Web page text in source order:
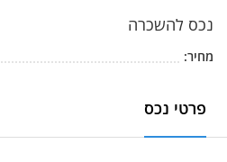
נכס להשכרה
מחיר:
פרטי נכס